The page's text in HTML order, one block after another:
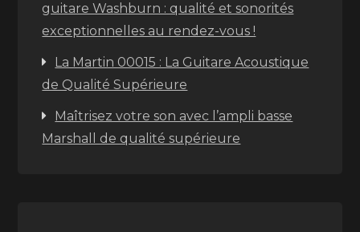
guitare Washburn : qualité et sonorités
exceptionnelles au rendez-vous !
La Martin 00015 : La Guitare Acoustique
de Qualité Supérieure
Maîtrisez votre son avec l’ampli basse
Marshall de qualité supérieure